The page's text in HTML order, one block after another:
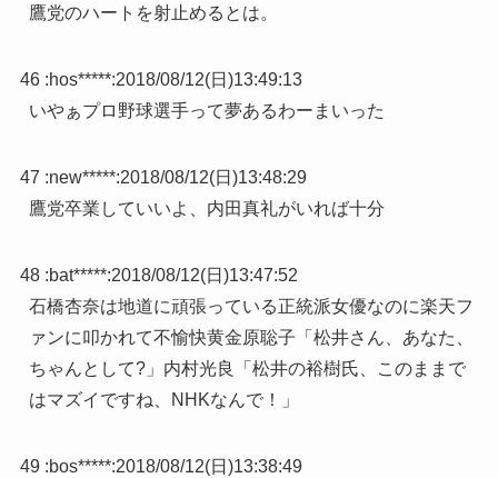
鷹党のハートを射止めるとは。
46 :hos*****:2018/08/12(日)13:49:13
いやぁプロ野球選手って夢あるわーまいった
47 :new*****:2018/08/12(日)13:48:29
鷹党卒業していいよ、内田真礼がいれば十分
48 :bat*****:2018/08/12(日)13:47:52
石橋杏奈は地道に頑張っている正統派女優なのに楽天フ
ァンに叩かれて不愉快黄金原聡子「松井さん、あなた、
ちゃんとして?」内村光良「松井の裕樹氏、このままで
はマズイですね、NHKなんで！」
49 :bos*****:2018/08/12(日)13:38:49